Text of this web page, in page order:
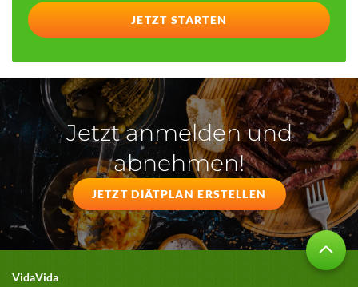
Jetzt anmelden und
abnehmen!
JETZT DIÄTPLAN ERSTELLEN
VidaVida